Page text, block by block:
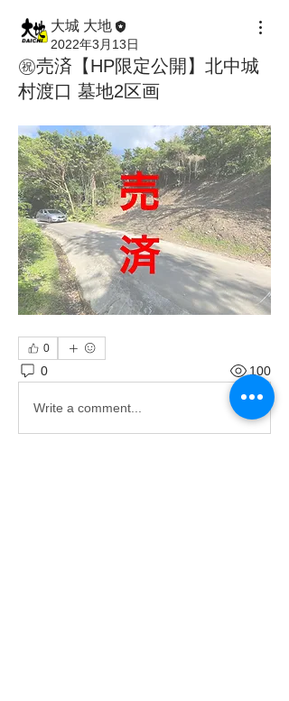
大城 大地
2022年3月13日
㊗️売済【HP限定公開】北中城
村渡口 墓地2区画
0
0 100
Write a comment...